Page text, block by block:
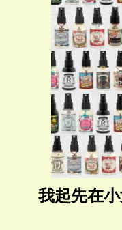
我起先在